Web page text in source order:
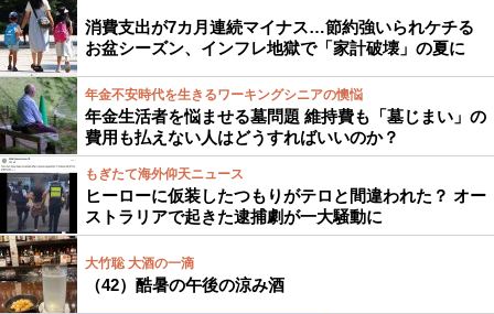
消費支出が7カ月連続マイナス…節約強いられケチる
お盆シーズン、インフレ地獄で「家計破壊」の夏に
年金不安時代を生きるワーキングシニアの懊悩
年金生活者を悩ませる墓問題 維持費も「墓じまい」の
費用も払えない人はどうすればいいのか？
もぎたて海外仰天ニュース
ヒーローに仮装したつもりがテロと間違われた？ オー
ストラリアで起きた逮捕劇が一大騒動に
大竹聡 大酒の一滴
（42）酷暑の午後の涼み酒